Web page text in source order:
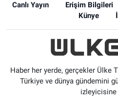
Canlı Yayın Erişim Bilgileri
Künye
Haber her yerde, gerçekler Ülke
Türkiye ve dünya gündemini
izleyicisine